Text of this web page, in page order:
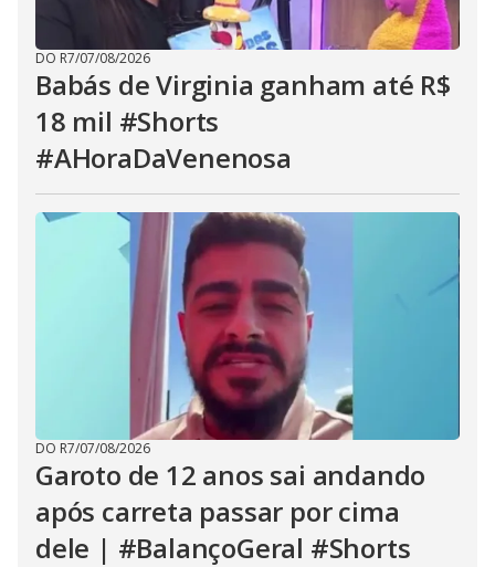
DO R7/07/08/2026
Babás de Virginia ganham até R$
18 mil #Shorts
#AHoraDaVenenosa
DO R7/07/08/2026
Garoto de 12 anos sai andando
após carreta passar por cima
dele | #BalançoGeral #Shorts